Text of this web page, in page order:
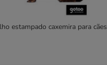
estampado caxemira para cães